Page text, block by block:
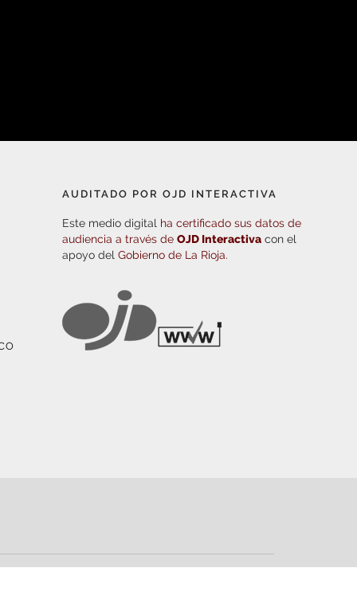
AUDITADO POR OJD INTERACTIVA
Este medio digital ha certificado sus datos de
audiencia a través deOJD Interactiva con el
apoyo delGobierno de La Rioja.